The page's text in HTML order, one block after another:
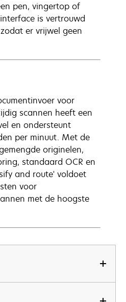
pen, vingertop of
is vertrouwd
er vrijwel geen
voor
scannen heeft een
en ondersteunt
per minuut. Met de
originelen,
standaard OCR en
and route' voldoet
voor
met de hoogste